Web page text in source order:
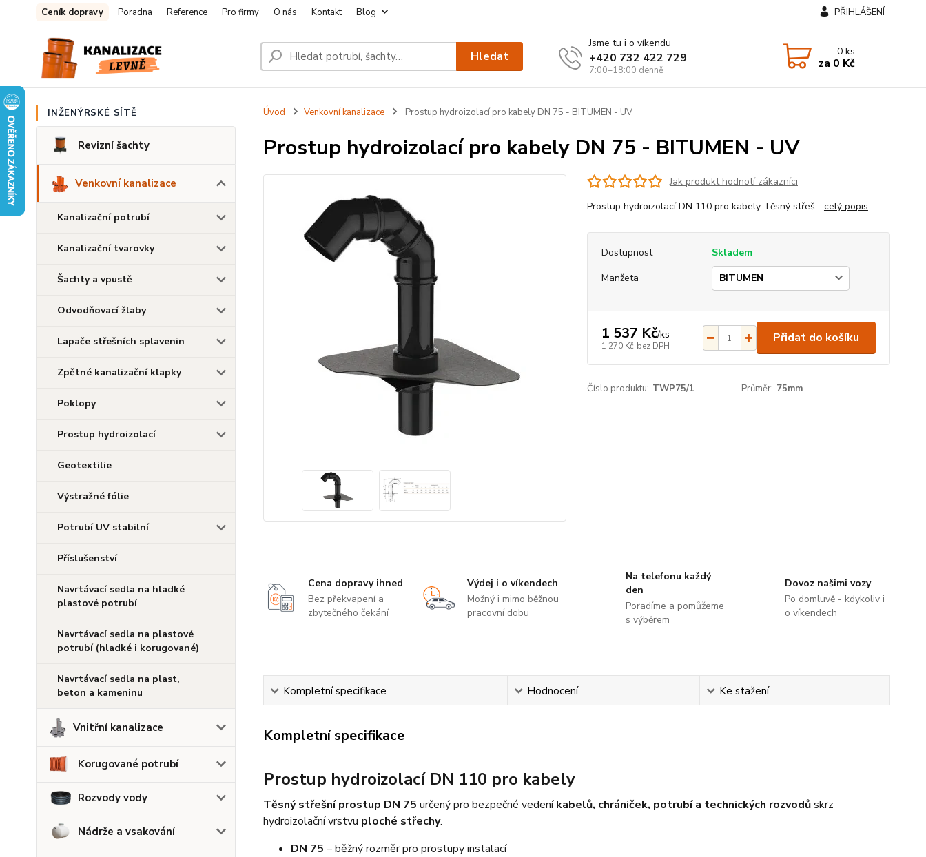
Ceník dopravy Poradna Reference Pro firmy O nás Kontakt Blog PŘIHLÁŠENÍ
Hledat
Jsme tu i o víkendu
+420 732 422 729
7:00–18:00 denně
0ks
za 0 Kč
INŽENÝRSKÉ SÍTĚ
Revizní šachty
Venkovní kanalizace
Kanalizační potrubí
Kanalizační tvarovky
Šachty a vpustě
Odvodňovací žlaby
Lapače střešních splavenin
Zpětné kanalizační klapky
Poklopy
Prostup hydroizolací
Geotextilie
Výstražné fólie
Potrubí UV stabilní
Příslušenství
Navrtávací sedla na hladké
plastové potrubí
Navrtávací sedla na plastové
potrubí (hladké i korugované)
Navrtávací sedla na plast,
beton a kameninu
Vnitřní kanalizace
Korugované potrubí
Rozvody vody
Nádrže a vsakování
Úvod Venkovní kanalizace Prostup hydroizolací pro kabely DN 75 - BITUMEN - UV
Prostup hydroizolací pro kabely DN 75 - BITUMEN - UV
Jak produkt hodnotí zákazníci
Prostup hydroizolací DN 110 pro kabely Těsný střeš... celý popis
Dostupnost
Skladem
Manžeta
1 537 Kč/ks
1 270 Kč bez DPH
Přidat do košíku
Číslo produktu: TWP75/1 Průměr: 75mm
Cena dopravy ihned
Bez překvapení a
zbytečného čekání
Výdej i o víkendech
Možný i mimo běžnou
pracovní dobu
Na telefonu každý
den
Poradíme a pomůžeme
s výběrem
Dovoz našimi vozy
Po domluvě - kdykoliv i
o víkendech
Kompletní specifikace Hodnocení Ke stažení
Kompletní specifikace
Prostup hydroizolací DN 110 pro kabely
Těsný střešní prostup DN 75 určený pro bezpečné vedeníkabelů, chrániček, potrubí a technických rozvodůskrz
hydroizolační vrstvu ploché střechy.
DN 75 – běžný rozměr pro prostupy instalací